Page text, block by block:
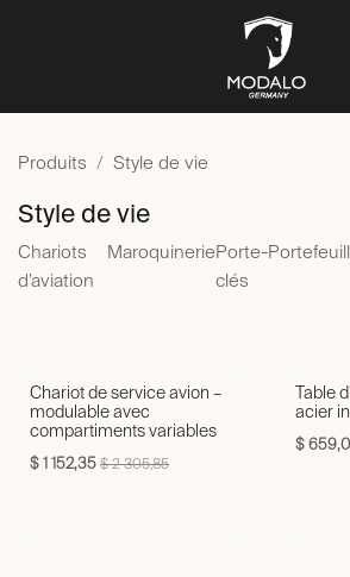
Produits Style de vie
Style de vie
Chariots
d’aviation
MaroquineriePorte-
clés
Chariot de service avion –
modulable avec
compartiments variables
$1 152,35 $2 305,85
Table
acier
$